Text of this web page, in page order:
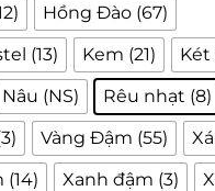
Hồng Đào (67)
(13)
Kem (21)
Két
Nâu (NS) Rêu nhạt (8)
Vàng Đậm (55)
(14)
Xanh đậm (3)